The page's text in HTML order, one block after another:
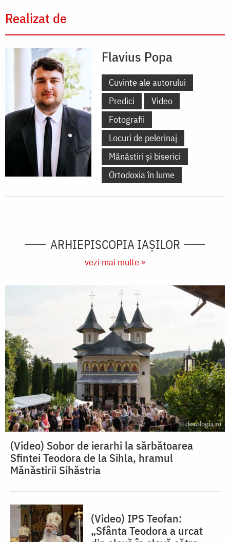
Realizat de
Flavius Popa
Cuvinte ale autorului
Predici
Video
Fotografii
Locuri de pelerinaj
Mănăstiri și biserici
Ortodoxia în lume
ARHIEPISCOPIA IAŞILOR
vezi mai multe »
(Video) Sobor de ierarhi la sărbătoarea
Sfintei Teodora de la Sihla, hramul
Mănăstirii Sihăstria
(Video) IPS Teofan:
„Sfânta Teodora a urcat